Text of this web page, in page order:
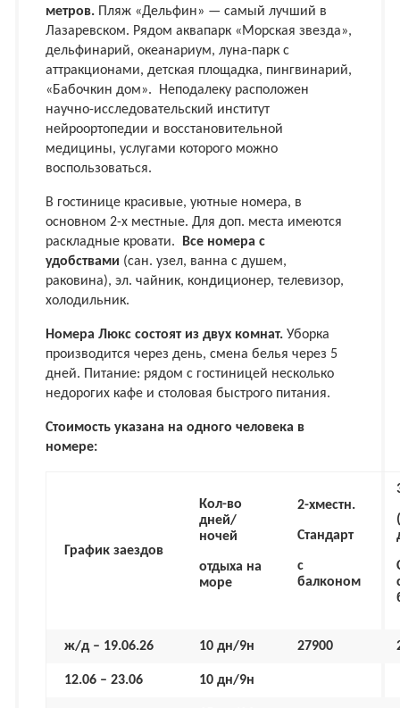
метров. Пляж «Дельфин» — самый лучший в
Лазаревском. Рядом аквапарк «Морская звезда»,
дельфинарий, океанариум, луна-парк с
аттракционами, детская площадка, пингвинарий,
«Бабочкин дом». Неподалеку расположен
научно-исследовательский институт
нейроортопедии и восстановительной
медицины, услугами которого можно
воспользоваться.
В гостинице красивые, уютные номера, в
основном 2-х местные. Для доп. места имеются
раскладные кровати.
Все номера с
удобствами (сан. узел, ванна с душем,
раковина), эл. чайник, кондиционер, телевизор,
холодильник.
Номера Люкс состоят из двух комнат. Уборка
производится через день, смена белья через 5
дней. Питание: рядом с гостиницей несколько
недорогих кафе и столовая быстрого питания.
Стоимость указана на одного человека в
номере:
График заездов
Кол-во
дней/
ночей
отдыха на
море
2-хместн.
Стандарт
с
балконом
ж/д – 19.06.26 10 дн/9н 27900
12.06 – 23.06 10 дн/9н